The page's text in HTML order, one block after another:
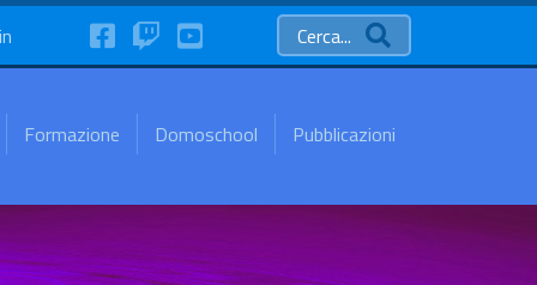
FaceBookTwitchYouTube Cerca...
Formazione Domoschool Pubblicazioni